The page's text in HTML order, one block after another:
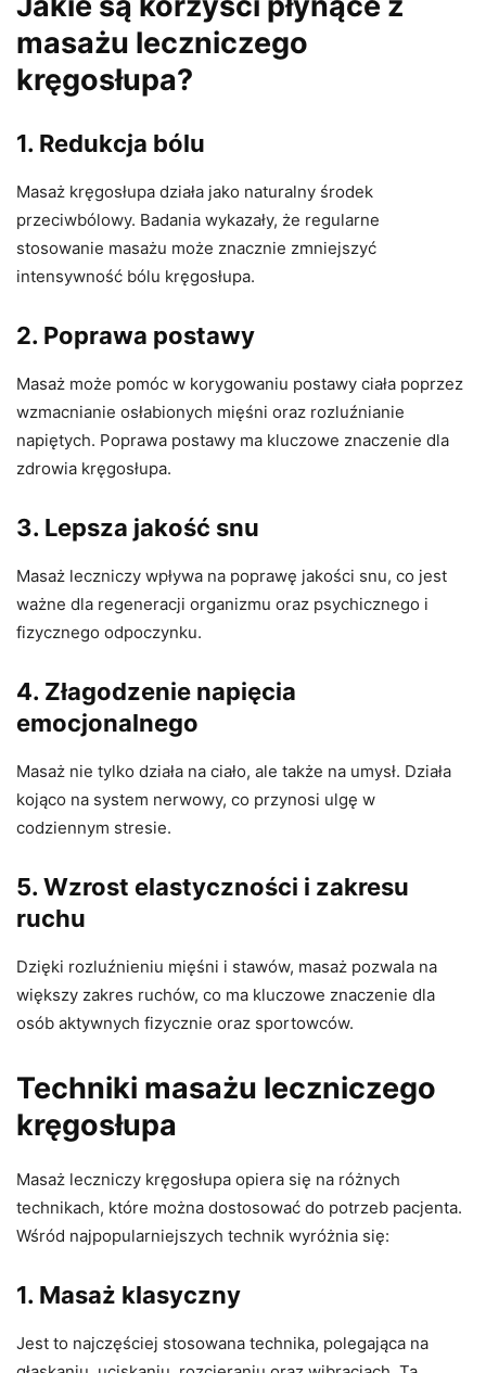
masażu leczniczego
kręgosłupa?
1. Redukcja bólu
Masaż kręgosłupa działa jako naturalny środek
przeciwbólowy. Badania wykazały, że regularne
stosowanie masażu może znacznie zmniejszyć
intensywność bólu kręgosłupa.
2. Poprawa postawy
Masaż może pomóc w korygowaniu postawy ciała poprzez
wzmacnianie osłabionych mięśni oraz rozluźnianie
napiętych. Poprawa postawy ma kluczowe znaczenie dla
zdrowia kręgosłupa.
3. Lepsza jakość snu
Masaż leczniczy wpływa na poprawę jakości snu, co jest
ważne dla regeneracji organizmu oraz psychicznego i
fizycznego odpoczynku.
4. Złagodzenie napięcia
emocjonalnego
Masaż nie tylko działa na ciało, ale także na umysł. Działa
kojąco na system nerwowy, co przynosi ulgę w
codziennym stresie.
5. Wzrost elastyczności i zakresu
ruchu
Dzięki rozluźnieniu mięśni i stawów, masaż pozwala na
większy zakres ruchów, co ma kluczowe znaczenie dla
osób aktywnych fizycznie oraz sportowców.
Techniki masażu leczniczego
kręgosłupa
Masaż leczniczy kręgosłupa opiera się na różnych
technikach, które można dostosować do potrzeb pacjenta.
Wśród najpopularniejszych technik wyróżnia się:
1. Masaż klasyczny
Jest to najczęściej stosowana technika, polegająca na